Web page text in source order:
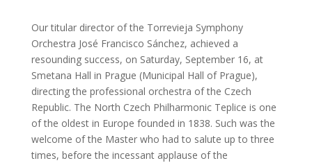
Our titular director of the Torrevieja Symphony
Orchestra José Francisco Sánchez, achieved a
resounding success, on Saturday, September 16, at
Smetana Hall in Prague (Municipal Hall of Prague),
directing the professional orchestra of the Czech
Republic. The North Czech Philharmonic Teplice is one
of the oldest in Europe founded in 1838. Such was the
welcome of the Master who had to salute up to three
times, before the incessant applause of the